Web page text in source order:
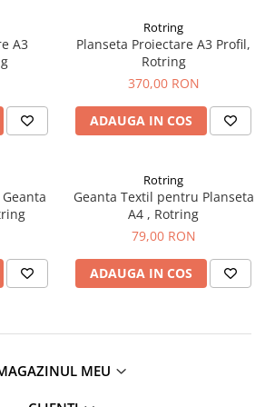
A3
Rotring
Planseta Proiectare A3 Profil,
Rotring
370,00 RON
ADAUGA IN COS
Rotring
Geanta Textil pentru Planseta
A4 , Rotring
79,00 RON
ADAUGA IN COS
MEU